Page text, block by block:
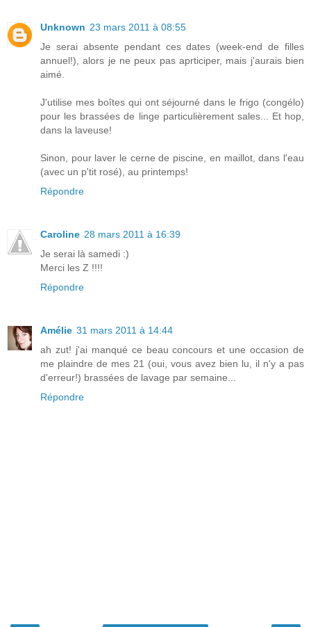
Unknown 23 mars 2011 à 08:55
Je serai absente pendant ces dates (week-end de filles
annuel!), alors je ne peux pas aprticiper, mais j'aurais bien
aimé.
J'utilise mes boîtes qui ont séjourné dans le frigo (congélo)
pour les brassées de linge particulièrement sales... Et hop,
dans la laveuse!
Sinon, pour laver le cerne de piscine, en maillot, dans l'eau
(avec un p'tit rosé), au printemps!
Répondre
Caroline 28 mars 2011 à 16:39
Je serai là samedi :)
Merci les Z !!!!
Répondre
Amélie 31 mars 2011 à 14:44
ah zut! j'ai manqué ce beau concours et une occasion de
me plaindre de mes 21 (oui, vous avez bien lu, il n'y a pas
d'erreur!) brassées de lavage par semaine...
Répondre